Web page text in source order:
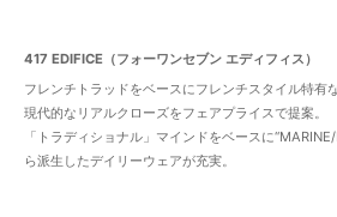
417 EDIFICE（フォーワンセブン エディフィス）
フレンチトラッドをベースにフレンチスタイル特有
現代的なリアルクローズをフェアプライスで提案。
「トラディショナル」マインドをベースに
ら派生したデイリーウェアが充実。